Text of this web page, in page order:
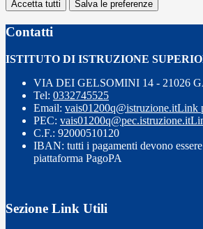
Accetta tutti Salva le preferenze
Contatti
ISTITUTO DI ISTRUZIONE
VIA DEI GELSOMINI 14 - 21026
Tel: 0332745525
Email: vais01200q@istruzione.itLink
PEC: vais01200q@pec.istruzione.it
C.F.: 92000510120
IBAN: tutti i pagamenti devono
piattaforma PagoPA
Sezione Link Utili